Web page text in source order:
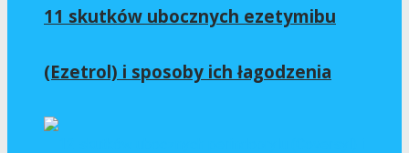
11 skutków ubocznych ezetymibu
(Ezetrol) i sposoby ich łagodzenia